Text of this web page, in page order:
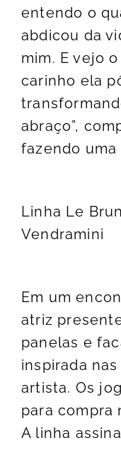
entendo o
abdicou da
mim. E vejo
carinho ela
abraço”,
fazendo uma
Linha Le
Vendramini
Em um
atriz
panelas e
inspirada
artista. Os
para compra
A linha